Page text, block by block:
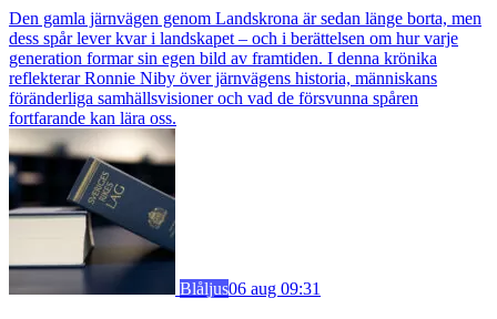
Den gamla järnvägen genom Landskrona är sedan länge borta, men
dess spår lever kvar i landskapet – och i berättelsen om hur varje
generation formar sin egen bild av framtiden. I denna krönika
reflekterar Ronnie Niby över järnvägens historia, människans
föränderliga samhällsvisioner och vad de försvunna spåren
fortfarande kan lära oss.
Blåljus06 aug 09:31